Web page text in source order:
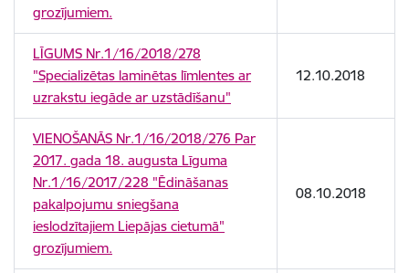
grozījumiem.
LĪGUMS Nr.1/16/2018/278
"Specializētas laminētas līmlentes ar
uzrakstu iegāde ar uzstādīšanu"
12.10.2018
VIENOŠANĀS Nr.1/16/2018/276 Par
2017. gada 18. augusta Līguma
Nr.1/16/2017/228 "Ēdināšanas
pakalpojumu sniegšana
ieslodzītajiem Liepājas cietumā"
grozījumiem.
08.10.2018